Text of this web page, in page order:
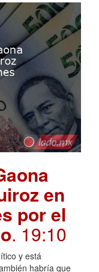
en
por el
. 19:10
y está
habría que